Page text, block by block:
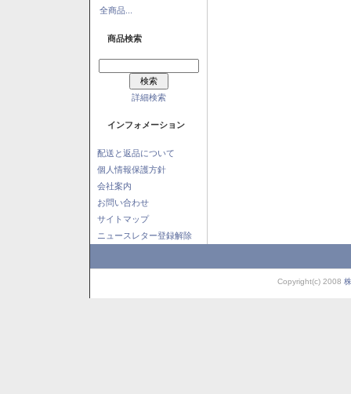
全商品...
商品検索
詳細検索
インフォメーション
配送と返品について
個人情報保護方針
会社案内
お問い合わせ
サイトマップ
ニュースレター登録解除
Copyright(c) 2008